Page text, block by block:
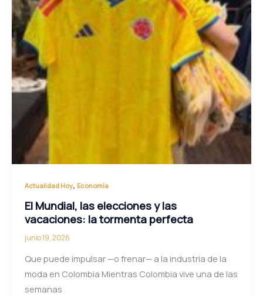
Actualidad Hoy, Economía
El Mundial, las elecciones y las
vacaciones: la tormenta perfecta
junio 19, 2026
Que puede impulsar —o frenar— a la industria de la
moda en Colombia Mientras Colombia vive una de las
semanas